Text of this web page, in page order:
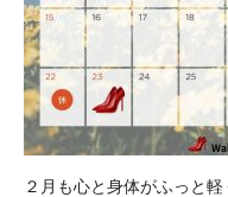
２月も心と身体がふっと